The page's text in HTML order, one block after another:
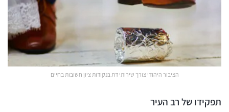
הציבור היהודי צורך שירותי דת בנקודות ציון חשובות בחיים
תפקידו של רב העיר